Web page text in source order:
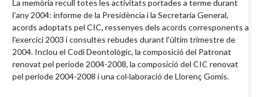
La memòria recull totes les activitats portades a terme durant
l'any 2004: informe de la Presidència i la Secretaria General,
acords adoptats pel CIC, ressenyes dels acords corresponents a
l'exercici 2003 i consultes rebudes durant l'últim trimestre de
2004. Inclou el Codi Deontològic, la composició del Patronat
renovat pel període 2004-2008, la composició del CIC renovat
pel període 2004-2008 i una col·laboració de Llorenç Gomis.